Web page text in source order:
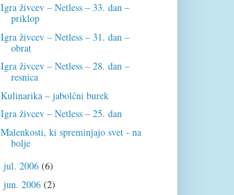
Igra živcev – Netless – 33. dan –
priklop
Igra živcev – Netless – 31. dan –
obrat
Igra živcev – Netless – 28. dan –
resnica
Kulinarika – jabolčni burek
Igra živcev – Netless – 25. dan
Malenkosti, ki spreminjajo svet - na
bolje
jul. 2006 (6)
jun. 2006 (2)